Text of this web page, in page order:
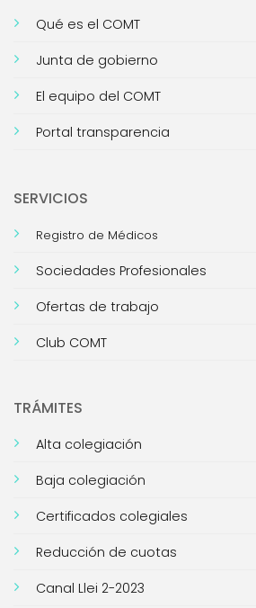
Qué es el COMT
Junta de gobierno
El equipo del COMT
Portal transparencia
SERVICIOS
Registro de Médicos
Sociedades Profesionales
Ofertas de trabajo
Club COMT
TRÁMITES
Alta colegiación
Baja colegiación
Certificados colegiales
Reducción de cuotas
Canal Llei 2-2023